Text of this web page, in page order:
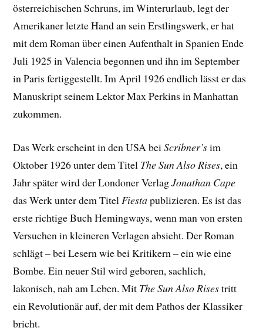
österreichischen Schruns, im Winterurlaub, legt der
Amerikaner letzte Hand an sein Erstlingswerk, er hat
mit dem Roman über einen Aufenthalt in Spanien Ende
Juli 1925 in Valencia begonnen und ihn im September
in Paris fertiggestellt. Im April 1926 endlich lässt er das
Manuskript seinem Lektor Max Perkins in Manhattan
zukommen.
Das Werk erscheint in den USA beiScribner’sim
Oktober 1926 unter dem Titel The Sun Also Rises, ein
Jahr später wird der Londoner VerlagJonathan Cape
das Werk unter dem TitelFiestapublizieren. Es ist das
erste richtige Buch Hemingways, wenn man von ersten
Versuchen in kleineren Verlagen absieht. Der Roman
schlägt – bei Lesern wie bei Kritikern – ein wie eine
Bombe. Ein neuer Stil wird geboren, sachlich,
lakonisch, nah am Leben. Mit The Sun Also Risestritt
ein Revolutionär auf, der mit dem Pathos der Klassiker
bricht.